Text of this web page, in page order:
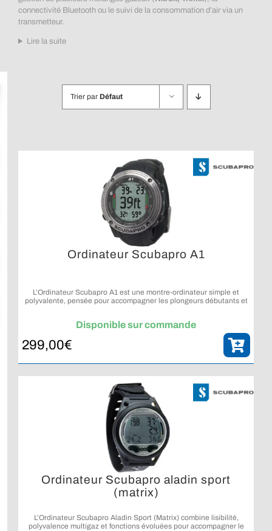
connectivité Bluetooth ou le suivi de la consommation d’air via un
transmetteur.
Lire la suite
Trier par Défaut
Ordinateur Scubapro A1
L’Ordinateur Scubapro A1 est une montre-ordinateur simple et
polyvalente, pensée pour accompagner les plongeurs débutants et
Disponible sur commande
299,00€
Ordinateur Scubapro aladin sport
(matrix)
L’Ordinateur Scubapro Aladin Sport (Matrix) combine lisibilité,
polyvalence multigaz et fonctions évoluées pour accompagner le